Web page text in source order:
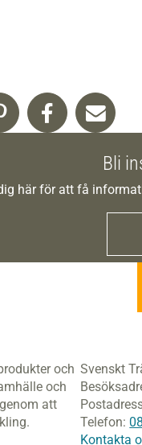
Bli
här för att få
och
och
att
Svenskt
Telefon:
Kontakta